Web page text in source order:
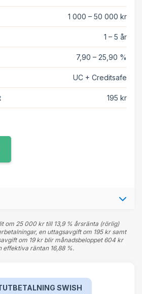
1 000 – 50 000 kr
1 – 5 år
7,90 – 25,90 %
UC + Creditsafe
195 kr
om 25 000 kr till 13,9 % årsränta (rörlig)
en uttagsavgift om 195 kr samt
om 19 kr blir månadsbeloppet 604 kr
effektiva räntan 16,88 %.
SWISH